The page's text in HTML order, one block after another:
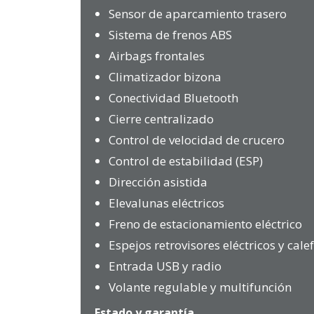
Sensor de aparcamiento trasero
Sistema de frenos ABS
Airbags frontales
Climatizador bizona
Conectividad Bluetooth
Cierre centralizado
Control de velocidad de crucero
Control de estabilidad (ESP)
Dirección asistida
Elevalunas eléctricos
Freno de estacionamiento eléctrico
Espejos retrovisores eléctricos y
Entrada USB y radio
Volante regulable y multifunción